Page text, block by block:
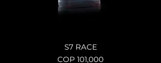
S7 RACE
Price
COP 101,000